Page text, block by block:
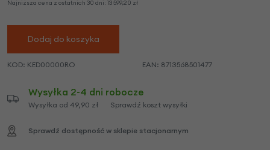
Najniższa cena z ostatnich 30 dni: 13 599,20 zł
Dodaj do koszyka
KOD: KED00000RO EAN: 8713568501477
Wysyłka 2-4 dni robocze
Wysyłka od 49,90 zł Sprawdź koszt wysyłki
Sprawdź dostępność w sklepie stacjonarnym